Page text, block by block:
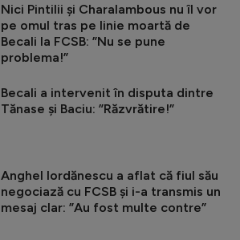
Nici Pintilii și Charalambous nu îl vor
pe omul tras pe linie moartă de
Becali la FCSB: ”Nu se pune
problema!”
Becali a intervenit în disputa dintre
Tănase și Baciu: ”Răzvrătire!”
Anghel Iordănescu a aflat că fiul său
negociază cu FCSB și i-a transmis un
mesaj clar: ”Au fost multe contre”